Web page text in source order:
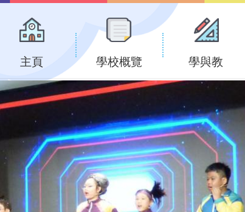
Main
navigation
主頁 學校概覽 學與教